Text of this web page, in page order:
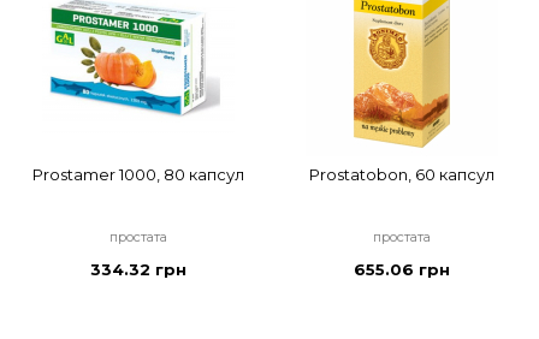
Prostamer 1000, 80 капсул
простата
334.32 грн
Prostatobon, 60 капсул
простата
655.06 грн